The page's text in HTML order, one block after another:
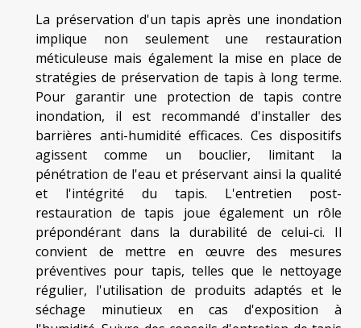
La préservation d'un tapis après une inondation
implique non seulement une restauration
méticuleuse mais également la mise en place de
stratégies de préservation de tapis à long terme.
Pour garantir une protection de tapis contre
inondation, il est recommandé d'installer des
barrières anti-humidité efficaces. Ces dispositifs
agissent comme un bouclier, limitant la
pénétration de l'eau et préservant ainsi la qualité
et l'intégrité du tapis. L'entretien post-
restauration de tapis joue également un rôle
prépondérant dans la durabilité de celui-ci. Il
convient de mettre en œuvre des mesures
préventives pour tapis, telles que le nettoyage
régulier, l'utilisation de produits adaptés et le
séchage minutieux en cas d'exposition à